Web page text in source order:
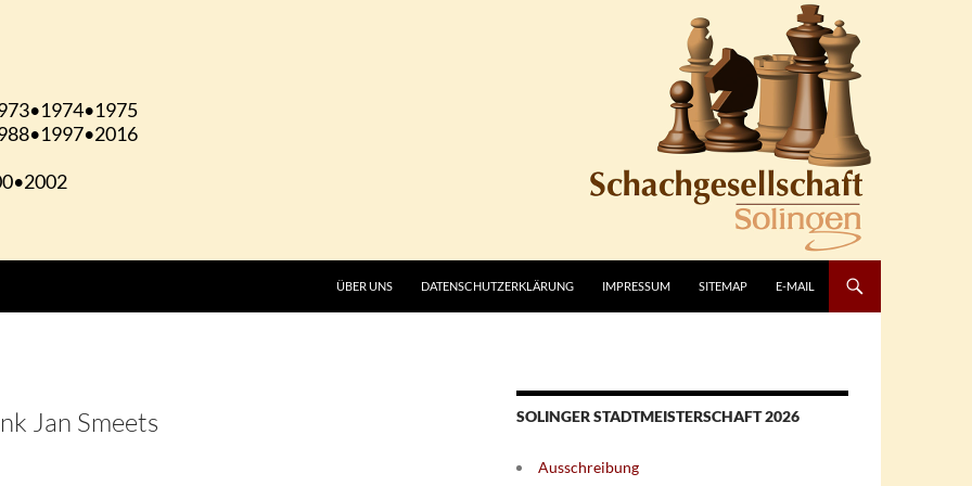
ÜBER UNS DATENSCHUTZERKLÄRUNG IMPRESSUM SITEMAP E-MAIL
Jan Smeets SOLINGER STADTMEISTERSCHAFT 2026
Ausschreibung